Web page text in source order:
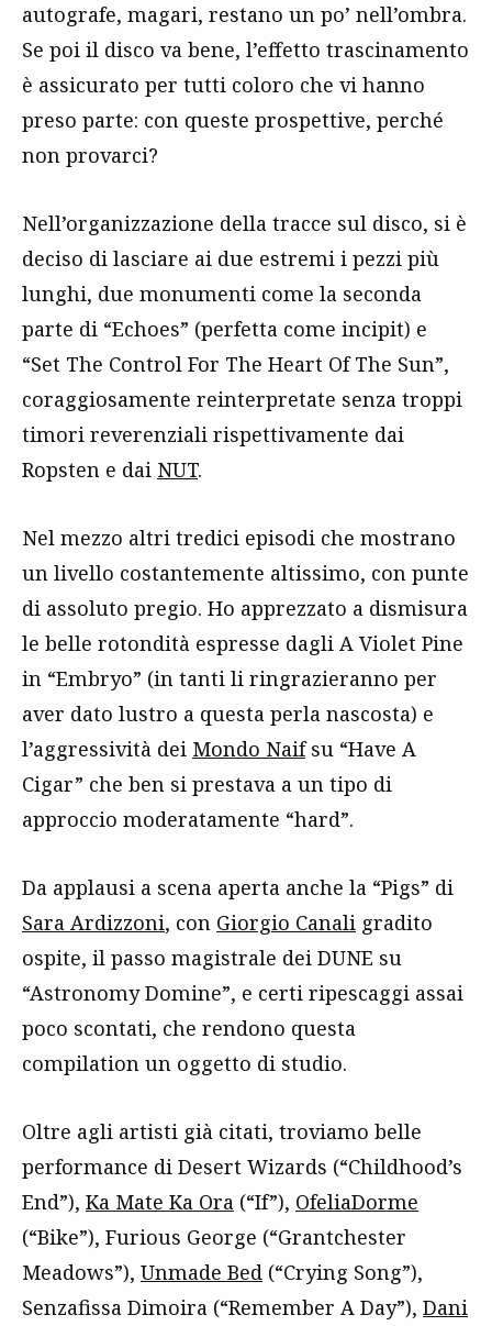
autografe, magari, restano un po’ nell’ombra.
Se poi il disco va bene, l’effetto trascinamento
è assicurato per tutti coloro che vi hanno
preso parte: con queste prospettive, perché
non provarci?
Nell’organizzazione della tracce sul disco, si è
deciso di lasciare ai due estremi i pezzi più
lunghi, due monumenti come la seconda
parte di “Echoes” (perfetta come incipit) e
“Set The Control For The Heart Of The Sun”,
coraggiosamente reinterpretate senza troppi
timori reverenziali rispettivamente dai
Ropsten e dai NUT.
Nel mezzo altri tredici episodi che mostrano
un livello costantemente altissimo, con punte
di assoluto pregio. Ho apprezzato a dismisura
le belle rotondità espresse dagli A Violet Pine
in “Embryo” (in tanti li ringrazieranno per
aver dato lustro a questa perla nascosta) e
l’aggressività dei Mondo Naifsu “Have A
Cigar” che ben si prestava a un tipo di
approccio moderatamente “hard”.
Da applausi a scena aperta anche la “Pigs” di
Sara Ardizzoni, con Giorgio Canali gradito
ospite, il passo magistrale dei DUNE su
“Astronomy Domine”, e certi ripescaggi assai
poco scontati, che rendono questa
compilation un oggetto di studio.
Oltre agli artisti già citati, troviamo belle
performance di Desert Wizards (“Childhood’s
End”), Ka Mate Ka Ora (“If”), OfeliaDorme
(“Bike”), Furious George (“Grantchester
Meadows”), Unmade Bed (“Crying Song”),
Senzafissa Dimoira (“Remember A Day”), Dani